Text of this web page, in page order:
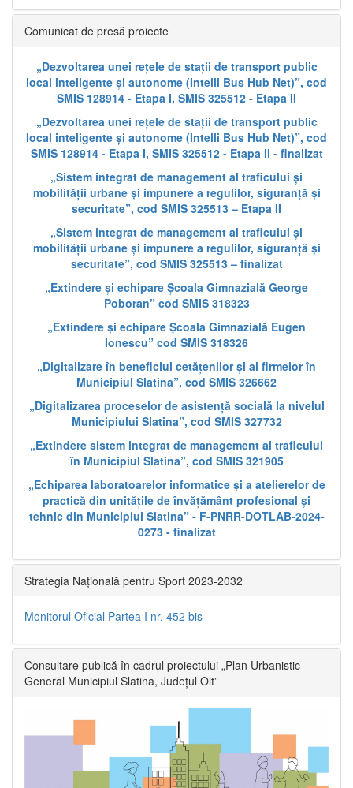
Comunicat de presă proiecte
„Dezvoltarea unei rețele de stații de transport public
local inteligente și autonome (Intelli Bus Hub Net)”, cod
SMIS 128914 - Etapa I, SMIS 325512 - Etapa II
„Dezvoltarea unei rețele de stații de transport public
local inteligente și autonome (Intelli Bus Hub Net)”, cod
SMIS 128914 - Etapa I, SMIS 325512 - Etapa II - finalizat
„Sistem integrat de management al traficului și
mobilității urbane și impunere a regulilor, siguranță și
securitate”, cod SMIS 325513 – Etapa II
„Sistem integrat de management al traficului și
mobilității urbane și impunere a regulilor, siguranță și
securitate”, cod SMIS 325513 – finalizat
„Extindere și echipare Școala Gimnazială George
Poboran” cod SMIS 318323
„Extindere și echipare Școala Gimnazială Eugen
Ionescu” cod SMIS 318326
„Digitalizare în beneficiul cetățenilor și al firmelor în
Municipiul Slatina”, cod SMIS 326662
„Digitalizarea proceselor de asistență socială la nivelul
Municipiului Slatina”, cod SMIS 327732
„Extindere sistem integrat de management al traficului
în Municipiul Slatina”, cod SMIS 321905
„Echiparea laboratoarelor informatice și a atelierelor de
practică din unitățile de învățământ profesional și
tehnic din Municipiul Slatina” - F-PNRR-DOTLAB-2024-
0273 - finalizat
Strategia Națională pentru Sport 2023-2032
Monitorul Oficial Partea I nr. 452 bis
Consultare publică în cadrul proiectului „Plan Urbanistic
General Municipiul Slatina, Județul Olt”